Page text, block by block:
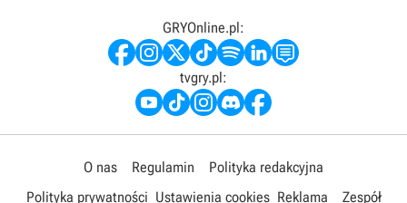
GRYOnline.pl:
tvgry.pl:
O nas Regulamin
Polityka redakcyjna
Polityka prywatności Ustawienia cookies Reklama Zespół